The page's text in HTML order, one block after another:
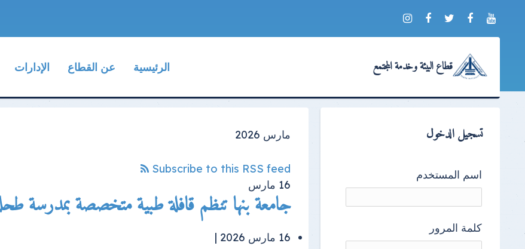
قطاع البيئة وخدمة المجتمع الرئيسية عن القطاع الإدارات
مارس 2026
Subscribe to this RSS feed
16 مارس
جامعة بنها تنظم قافلة طبية متخصصة بمدرسة
16 مارس 2026 |
تسجيل الدخول
اسم المستخدم
كلمة المرور